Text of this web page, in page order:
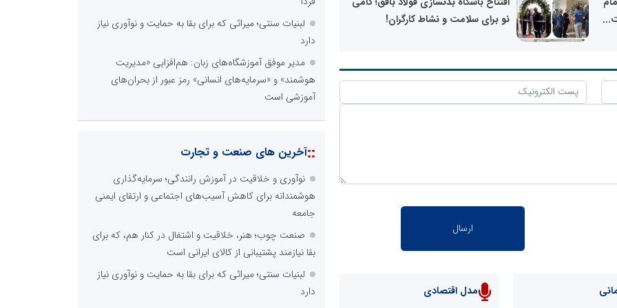
نو برای سلامت و نشاط کارگران!
مدل اقتصادی
اصلی ترین مشکلات بخش ارتباط با رسانه ها برای روابط
عمومی ها و صاحبان کسب و کار کدام گزینه است؟
هزینه های بالای ارتباط با رسانه ها
محدودیت ها و خطوط قرمز داخلی رسانه ها
عدم اعتبار ویژه به محتواهای خبری
:: اخبار برگزیده در موتورهای جستجو
صورت‌های مالی سال ۱۴۰۴ کالبر در بوته رأی؛ پخش
آنلاین مجمع برای سهامداران در سراسر کشور